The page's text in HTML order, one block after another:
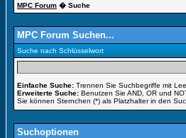
MPC Forum � Suche
MPC Forum Suchen...
Suche nach Schlüsselwort
Einfache Suche: Trennen Sie Suchbegriffe mit
Erweiterte Suche: Benutzen Sie AND, OR und
Sie können Sternchen (*) als Platzhalter in den
Suchoptionen